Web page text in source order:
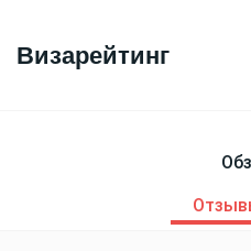
Визарейтинг